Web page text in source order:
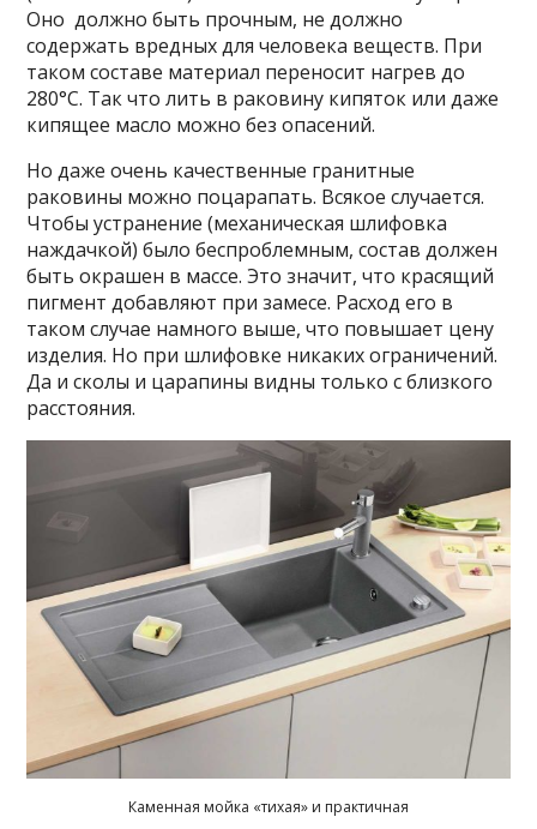
Оно должно быть прочным, не должно
содержать вредных для человека веществ. При
таком составе материал переносит нагрев до
280°C. Так что лить в раковину кипяток или даже
кипящее масло можно без опасений.
Но даже очень качественные гранитные
раковины можно поцарапать. Всякое случается.
Чтобы устранение (механическая шлифовка
наждачкой) было беспроблемным, состав должен
быть окрашен в массе. Это значит, что красящий
пигмент добавляют при замесе. Расход его в
таком случае намного выше, что повышает цену
изделия. Но при шлифовке никаких ограничений.
Да и сколы и царапины видны только с близкого
расстояния.
Каменная мойка «тихая» и практичная